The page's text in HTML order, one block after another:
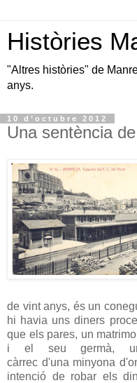
Històries
"Altres històries" de
anys.
10 d’octubre 2012
Una sentència
de vint anys, és un
hi havia uns diners
que els pares, un
i el seu germà,
càrrec d'una minyona
intenció de robar els